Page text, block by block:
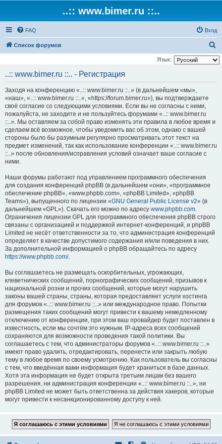
..:: www.bimer.ru ::..
FAQ Вход
Список форумов
о
Язык:
..:: www.bimer.ru ::.. - Регистрация
Заходя на конференцию «..:: www.bimer.ru ::..» (в дальнейшем «мы»,
«наш», «..:: www.bimer.ru ::..», «https://forum.bimer.ru»), вы подтверждаете
своё согласие со следующими условиями. Если вы не согласны с ними,
пожалуйста, не заходите и не пользуйтесь форумами «..:: www.bimer.ru
::..». Мы оставляем за собой право изменять эти правила в любое время и
сделаем всё возможное, чтобы уведомить вас об этом, однако с вашей
стороны было бы разумным регулярно просматривать этот текст на
предмет изменений, так как использование конференции «..:: www.bimer.ru
::..» после обновления/исправления условий означает ваше согласие с
ними.
Наши форумы работают под управлением программного обеспечения
для создания конференций phpBB (в дальнейшем «они», «программное
обеспечение phpBB», «www.phpbb.com», «phpBB Limited», «phpBB
Teams»), выпущенного по лицензии «GNU General Public License v2» (в
дальнейшем «GPL»). Скачать его можно по адресу www.phpbb.com.
Ограничения лицензии GPL для программного обеспечения phpBB строго
связаны с организацией и поддержкой интернет-конференций, и phpBB
Limited не несёт ответственности за то, что администрация конференций
определяет в качестве допустимого содержания и/или поведения в них.
За дополнительной информацией о phpBB обращайтесь по адресу
https://www.phpbb.com/.
Вы соглашаетесь не размещать оскорбительных, угрожающих,
клеветнических сообщений, порнографических сообщений, призывов к
национальной розни и прочих сообщений, которые могут нарушить
законы вашей страны, страны, которая предоставляет услуги хостинга
для форумов «..:: www.bimer.ru ::..» или международное право. Попытки
размещения таких сообщений могут привести к вашему немедленному
отключению от конференции, при этом ваш провайдер будет поставлен в
известность, если мы сочтём это нужным. IP-адреса всех сообщений
сохраняются для возможности проведения такой политики. Вы
соглашаетесь с тем, что администраторы форумов «..:: www.bimer.ru ::..»
имеют право удалить, отредактировать, перенести или закрыть любую
тему в любое время по своему усмотрению. Как пользователь вы согласны
с тем, что введённая вами информация будет храниться в базе данных.
Хотя эта информация не будет открыта третьим лицам без вашего
разрешения, ни администрация конференции «..:: www.bimer.ru ::..», ни
phpBB Limited не может быть ответственна за действия хакеров, которые
могут привести к несанкционированному доступу к ней.